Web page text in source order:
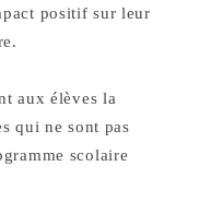
positif sur leur
aux élèves la
qui ne sont pas
scolaire